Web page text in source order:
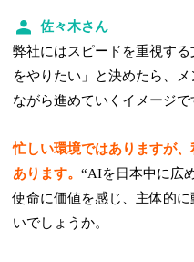
佐々木さん
弊社にはスピードを重視す
をやりたい」と決めたら、
ながら進めていくイメージで
忙しい環境ではありますが
あります。“AIを日本中に広
使命に価値を感じ、主体的
いでしょうか。